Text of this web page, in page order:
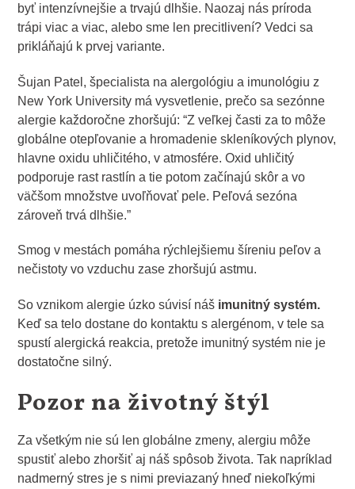
byť intenzívnejšie a trvajú dlhšie. Naozaj nás príroda
trápi viac a viac, alebo sme len precitlivení? Vedci sa
prikláňajú k prvej variante.
Šujan Patel, špecialista na alergológiu a imunológiu z
New York University má vysvetlenie, prečo sa sezónne
alergie každoročne zhoršujú: “Z veľkej časti za to môže
globálne otepľovanie a hromadenie skleníkových plynov,
hlavne oxidu uhličitého, v atmosfére. Oxid uhličitý
podporuje rast rastlín a tie potom začínajú skôr a vo
väčšom množstve uvoľňovať pele. Peľová sezóna
zároveň trvá dlhšie.”
Smog v mestách pomáha rýchlejšiemu šíreniu peľov a
nečistoty vo vzduchu zase zhoršujú astmu.
So vznikom alergie úzko súvisí náš imunitný systém.
Keď sa telo dostane do kontaktu s alergénom, v tele sa
spustí alergická reakcia, pretože imunitný systém nie je
dostatočne silný.
Pozor na životný štýl
Za všetkým nie sú len globálne zmeny, alergiu môže
spustiť alebo zhoršiť aj náš spôsob života. Tak napríklad
nadmerný stres je s nimi previazaný hneď niekoľkými